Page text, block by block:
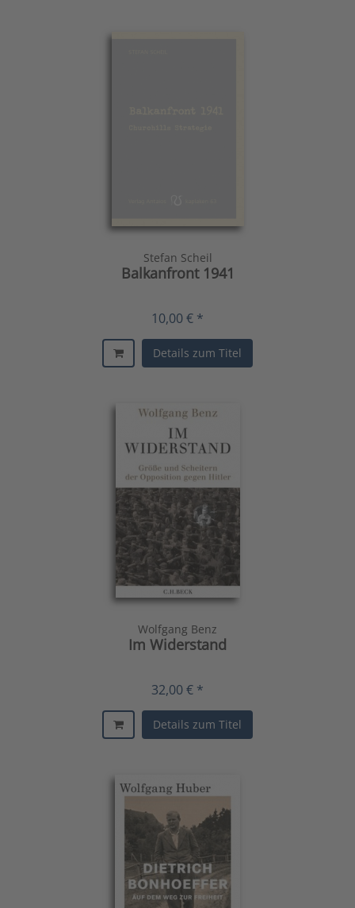
Stefan Scheil
Balkanfront 1941
10,00 € *
Details zum Titel
Wolfgang Benz
Im Widerstand
32,00 € *
Details zum Titel